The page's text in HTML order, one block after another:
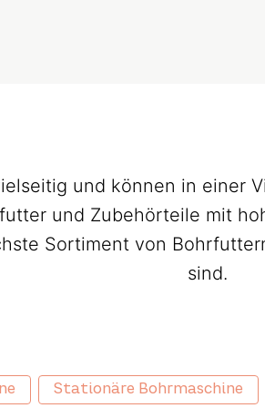
und können in einer
und Zubehörteile mit
Sortiment von
sind.
Stationäre Bohrmaschine